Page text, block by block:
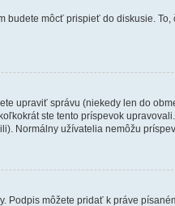
môcť prispieť do diskusie.
upraviť správu (niekedy len do
ste tento príspevok
Normálny užívatelia nemôžu
Podpis môžete pridať k práve